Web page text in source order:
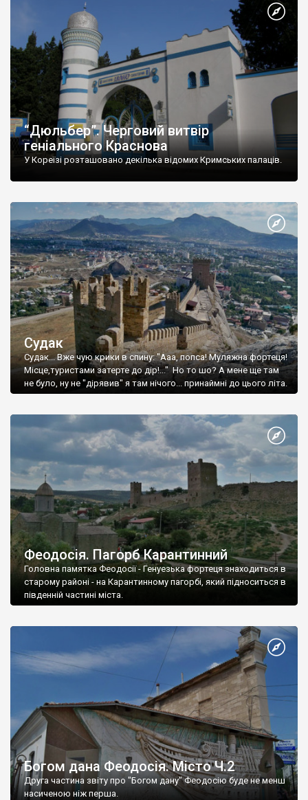
“Дюльбер”. Черговий витвір
геніального Краснова
У Кореїзі розташовано декілька відомих Кримських палаців.
Судак
Судак... Вже чую крики в спину: "Ааа, попса! Муляжна фортеця!
Місце,туристами затерте до дір!..." Но то шо? А мене ще там
не було, ну не "дірявив" я там нічого... принаймні до цього літа.
Феодосія. Пагорб Карантинний
Головна памятка Феодосії - Генуезька фортеця знаходиться в
старому районі - на Карантинному пагорбі, який підноситься в
південній частині міста.
Богом дана Феодосія. Місто Ч.2
Друга частина звіту про "Богом дану" Феодосію буде не менш
насиченою ніж перша.